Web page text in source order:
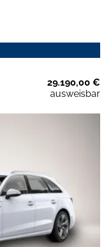
29.190,00 €
ausweisbar